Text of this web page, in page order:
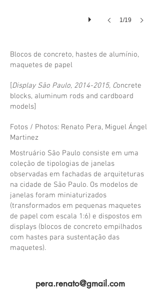
1/19
Blocos de concreto, hastes de alumínio,
maquetes de papel
[Display São Paulo, 2014-2015, Concrete
blocks, aluminum rods and cardboard
models]
Fotos / Photos: Renato Pera, Miguel Ángel
Martinez
Mostruário São Paulo consiste em uma
coleção de tipologias de janelas
observadas em fachadas de arquiteturas
na cidade de São Paulo. Os modelos de
janelas foram miniaturizados
(transformados em pequenas maquetes
de papel com escala 1:6) e dispostos em
displays (blocos de concreto empilhados
com hastes para sustentação das
maquetes).
pera.renato@gmail.com